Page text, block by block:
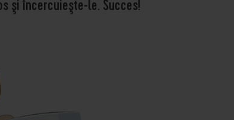
şi încercuieşte-le. Succes!